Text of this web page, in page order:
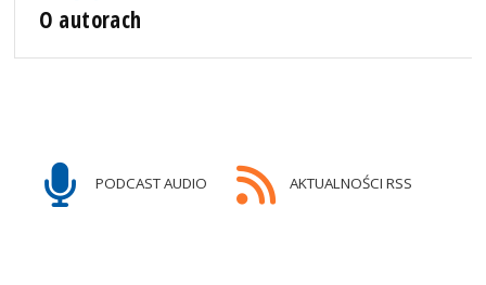
O autorach
PODCAST AUDIO AKTUALNOŚCI RSS